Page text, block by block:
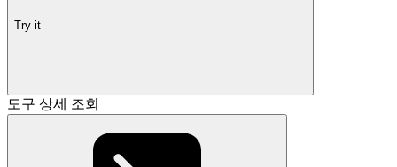
Try it
도구 상세 조회